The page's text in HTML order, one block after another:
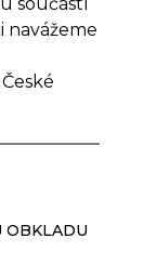
součástí
navážeme
OBKLADU